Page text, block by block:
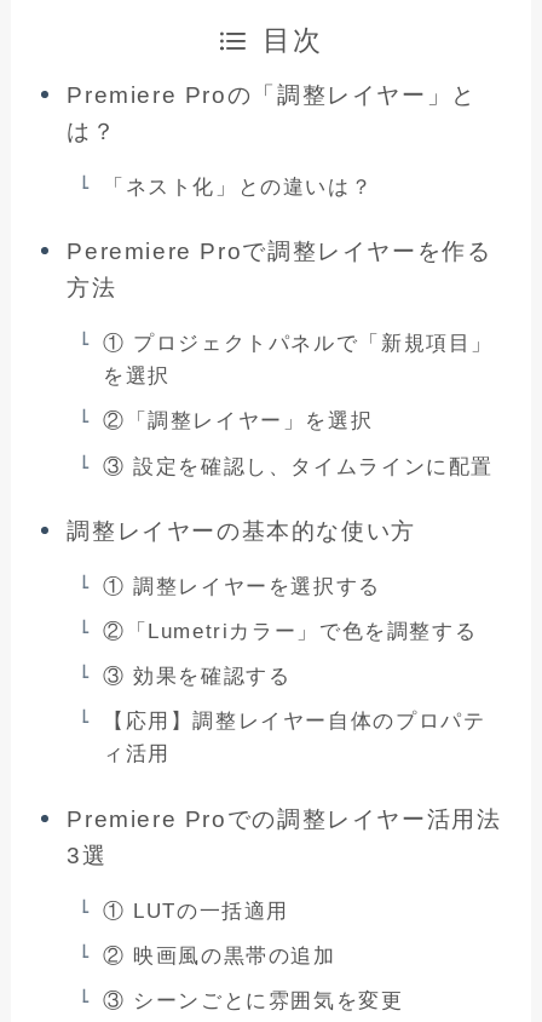
目次
Premiere Proの「調整レイヤー」と
は？
「ネスト化」との違いは？
Peremiere Proで調整レイヤーを作る
方法
① プロジェクトパネルで「新規項目」
を選択
②「調整レイヤー」を選択
③ 設定を確認し、タイムラインに配置
調整レイヤーの基本的な使い方
① 調整レイヤーを選択する
②「Lumetriカラー」で色を調整する
③ 効果を確認する
【応用】調整レイヤー自体のプロパテ
ィ活用
Premiere Proでの調整レイヤー活用法
3選
① LUTの一括適用
② 映画風の黒帯の追加
③ シーンごとに雰囲気を変更